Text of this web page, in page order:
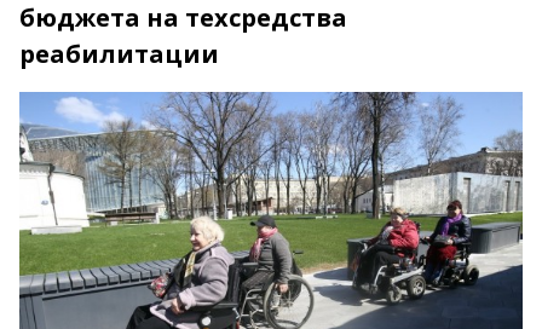
бюджета на техсредства
реабилитации